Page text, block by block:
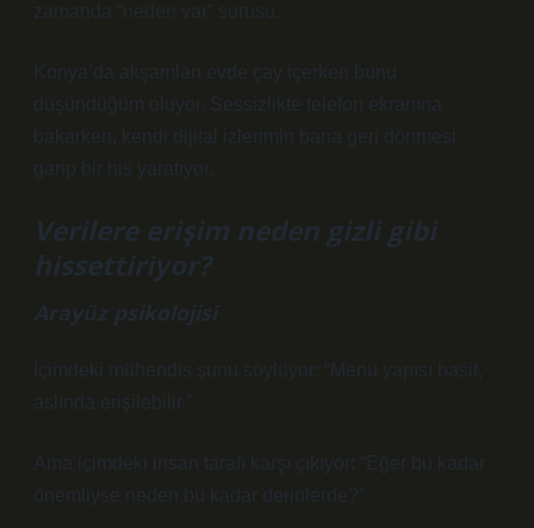
zamanda “neden var” sorusu.
Konya’da akşamları evde çay içerken bunu
düşündüğüm oluyor. Sessizlikte telefon ekranına
bakarken, kendi dijital izlerimin bana geri dönmesi
garip bir his yaratıyor.
Verilere erişim neden gizli gibi
hissettiriyor?
Arayüz psikolojisi
İçimdeki mühendis şunu söylüyor: “Menü yapısı basit,
aslında erişilebilir.”
Ama içimdeki insan tarafı karşı çıkıyor: “Eğer bu kadar
önemliyse neden bu kadar derinlerde?”